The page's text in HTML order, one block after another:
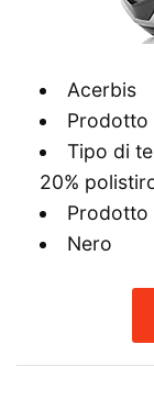
Acerbis
Prodotto
Tipo di
20%
Prodotto
Nero